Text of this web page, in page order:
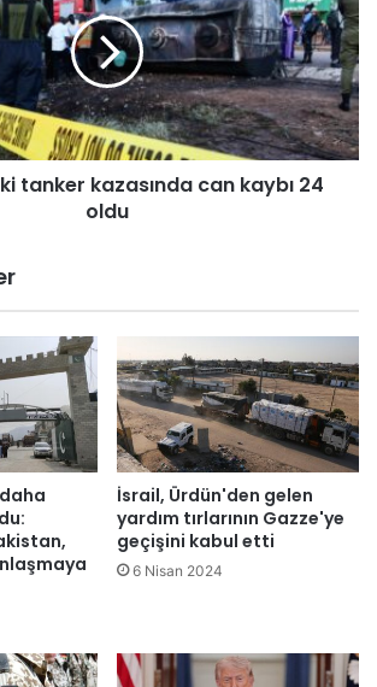
tanker kazasında can kaybı 24
oldu
İsrail, Ürdün'den gelen
yardım tırlarının Gazze'ye
geçişini kabul etti
6 Nisan 2024